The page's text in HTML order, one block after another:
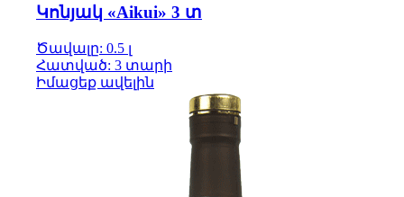
Կոնյակ «Aikui» 3 տ
Ծավալը: 0.5 լ
Հատված: 3 տարի
Իմացեք ավելին